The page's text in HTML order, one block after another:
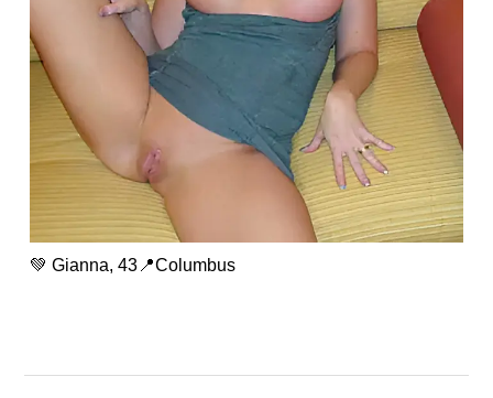
💚 Gianna, 43📍Columbus